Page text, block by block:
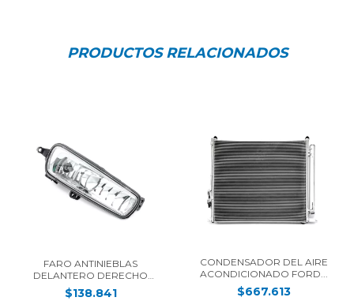
PRODUCTOS RELACIONADOS
FARO ANTINIEBLAS
DELANTERO DERECHO
FORD...
$138.841
CONDENSADOR DEL AIRE
ACONDICIONADO FORD...
$667.613